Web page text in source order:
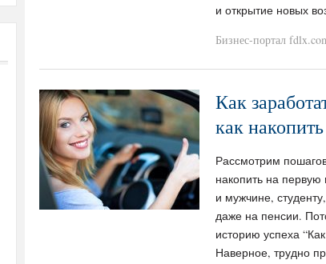
и открытие новых
Бизнес-портал
Как
как
Рассмотрим
накопить на
и мужчине,
даже на пенсии.
историю успеха
Наверное, трудно